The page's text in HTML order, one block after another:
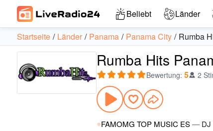
Beliebt Länder
Startseite Länder Panama Panama City Rumba
Rumba Hits
Bewertung: 5 2
FAMOMG TOP MUSIC ES— DJ